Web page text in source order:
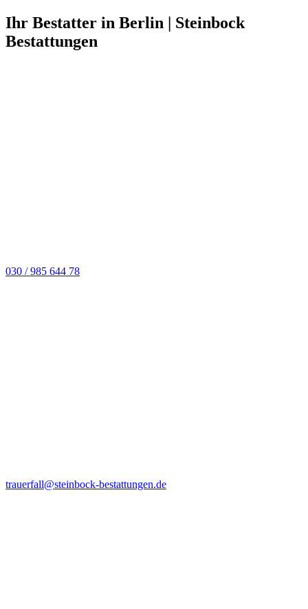
Ihr Bestatter in Berlin | Steinbock
Bestattungen
030 / 985 644 78
trauerfall@steinbock-bestattungen.de